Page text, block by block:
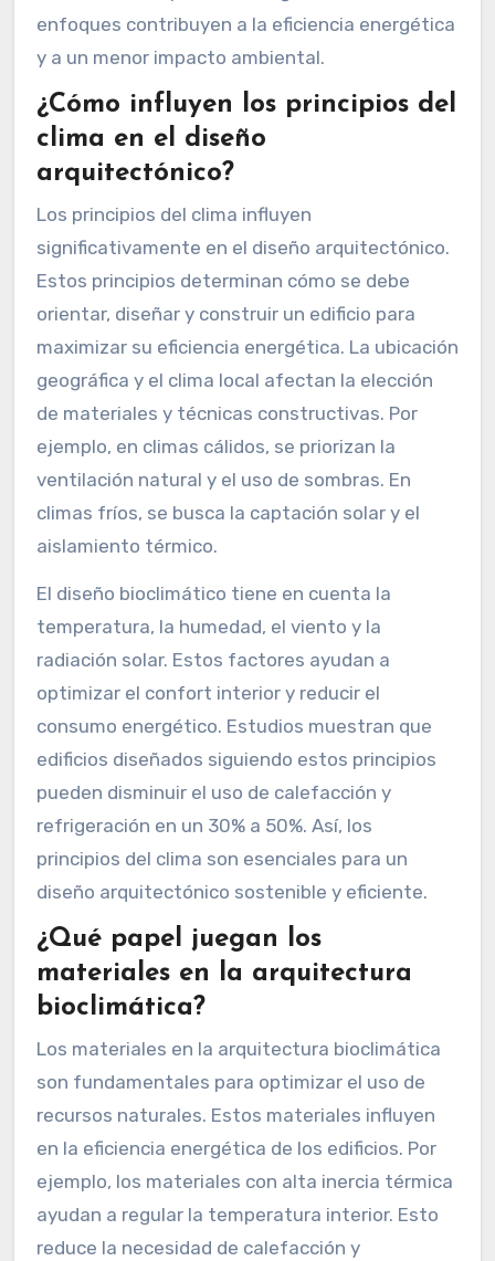
enfoques contribuyen a la eficiencia energética
y a un menor impacto ambiental.
¿Cómo influyen los principios del
clima en el diseño
arquitectónico?
Los principios del clima influyen
significativamente en el diseño arquitectónico.
Estos principios determinan cómo se debe
orientar, diseñar y construir un edificio para
maximizar su eficiencia energética. La ubicación
geográfica y el clima local afectan la elección
de materiales y técnicas constructivas. Por
ejemplo, en climas cálidos, se priorizan la
ventilación natural y el uso de sombras. En
climas fríos, se busca la captación solar y el
aislamiento térmico.
El diseño bioclimático tiene en cuenta la
temperatura, la humedad, el viento y la
radiación solar. Estos factores ayudan a
optimizar el confort interior y reducir el
consumo energético. Estudios muestran que
edificios diseñados siguiendo estos principios
pueden disminuir el uso de calefacción y
refrigeración en un 30% a 50%. Así, los
principios del clima son esenciales para un
diseño arquitectónico sostenible y eficiente.
¿Qué papel juegan los
materiales en la arquitectura
bioclimática?
Los materiales en la arquitectura bioclimática
son fundamentales para optimizar el uso de
recursos naturales. Estos materiales influyen
en la eficiencia energética de los edificios. Por
ejemplo, los materiales con alta inercia térmica
ayudan a regular la temperatura interior. Esto
reduce la necesidad de calefacción y